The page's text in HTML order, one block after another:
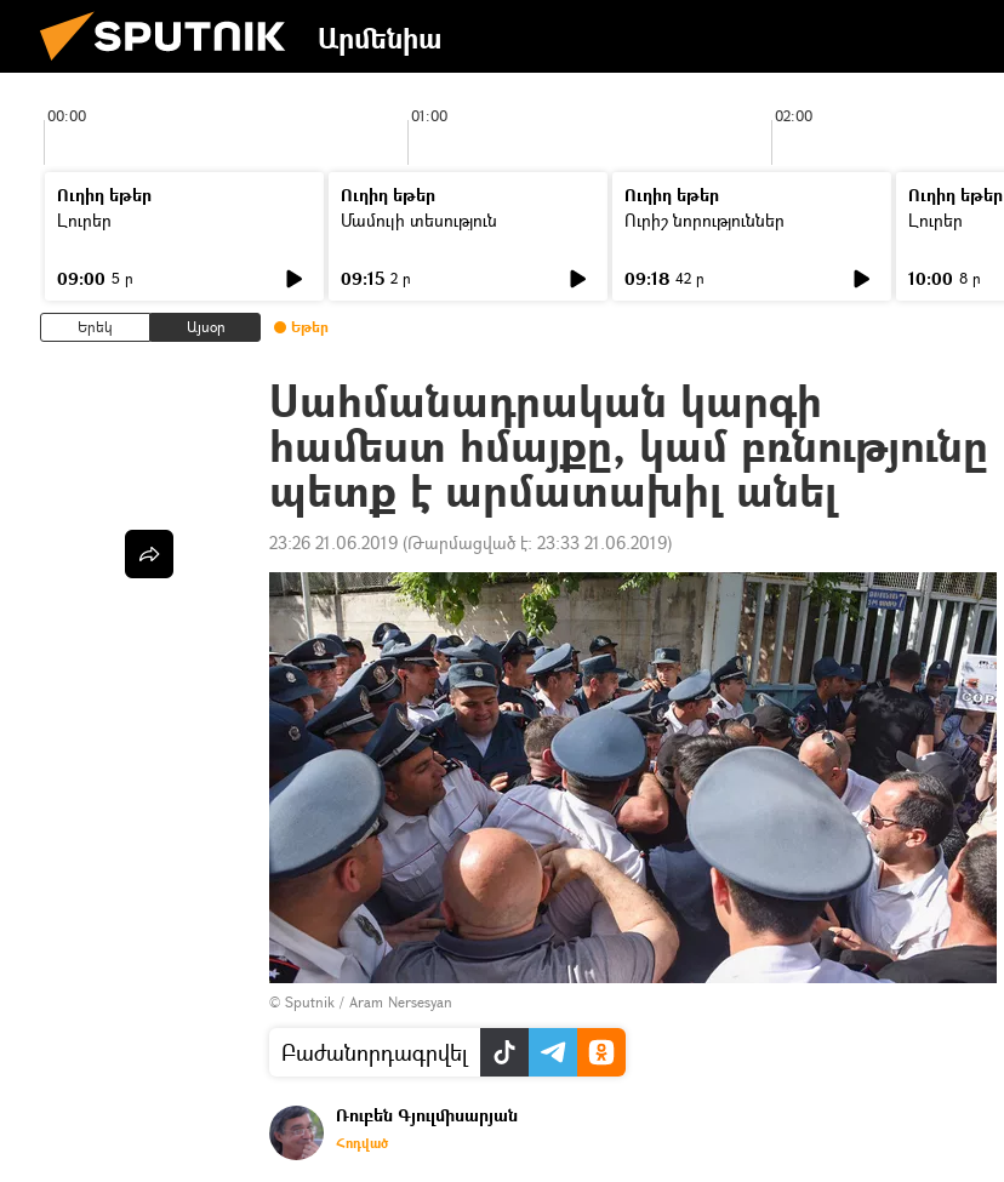
Արմենիա
00:00 01:00 02:00
Ուղիղ եթեր
Լուրեր
09:00 5 ր
Ուղիղ եթեր
Մամուլի տեսություն
09:15 2 ր
Ուղիղ եթեր
Ուրիշ նորություններ
09:18 42 ր
Ուղիղ եթեր
Լուրեր
10:00 8 ր
Երեկ Այսօր Եթեր
Սահմանադրական կարգի
համեստ հմայքը, կամ բռնությունը
պետք է արմատախիլ անել
23:26 21.06.2019 (Թարմացված է: 23:33 21.06.2019)
© Sputnik / Aram Nersesyan
Բաժանորդագրվել
Ռուբեն Գյուլմիսարյան
Հոդված